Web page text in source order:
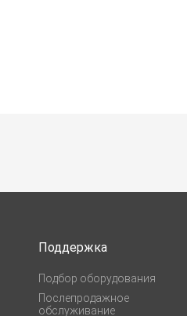
Поддержка
Подбор оборудования
Послепродажное
обслуживание